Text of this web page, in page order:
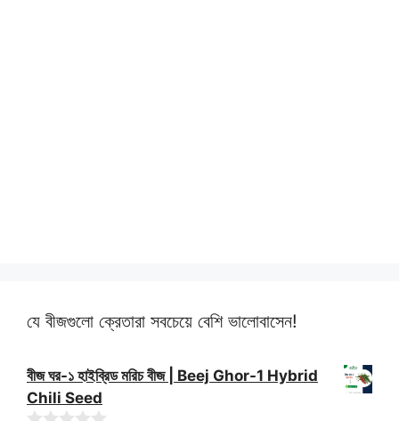
যে বীজগুলো ক্রেতারা সবচেয়ে বেশি ভালোবাসেন!
বীজ ঘর-১ হাইব্রিড মরিচ বীজ | Beej Ghor-1 Hybrid
Chili Seed